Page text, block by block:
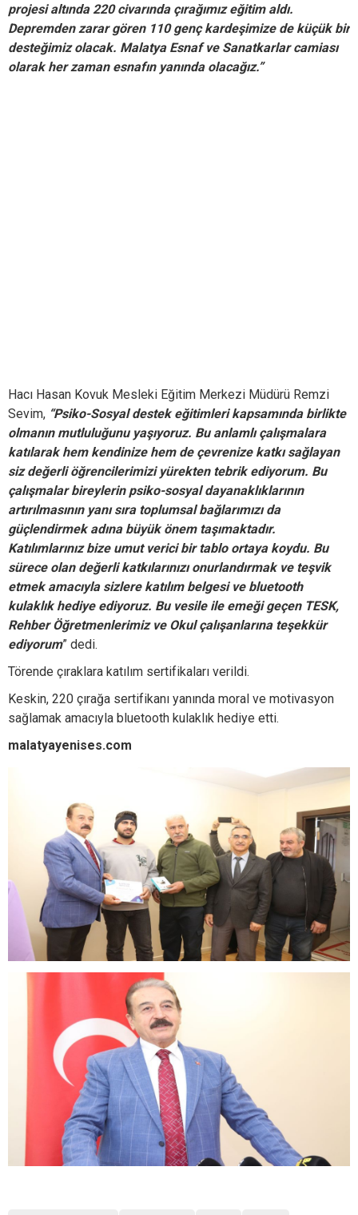
projesi altında 220 civarında çırağımız eğitim aldı.
Depremden zarar gören 110 genç kardeşimize de küçük bir
desteğimiz olacak. Malatya Esnaf ve Sanatkarlar camiası
olarak her zaman esnafın yanında olacağız.”
Hacı Hasan Kovuk Mesleki Eğitim Merkezi Müdürü Remzi
Sevim, “Psiko-Sosyal destek eğitimleri kapsamında birlikte
olmanın mutluluğunu yaşıyoruz. Bu anlamlı çalışmalara
katılarak hem kendinize hem de çevrenize katkı sağlayan
siz değerli öğrencilerimizi yürekten tebrik ediyorum. Bu
çalışmalar bireylerin psiko-sosyal dayanaklıklarının
artırılmasının yanı sıra toplumsal bağlarımızı da
güçlendirmek adına büyük önem taşımaktadır.
Katılımlarınız bize umut verici bir tablo ortaya koydu. Bu
sürece olan değerli katkılarınızı onurlandırmak ve teşvik
etmek amacıyla sizlere katılım belgesi ve bluetooth
kulaklık hediye ediyoruz. Bu vesile ile emeği geçen TESK,
Rehber Öğretmenlerimiz ve Okul çalışanlarına teşekkür
ediyorum” dedi.
Törende çıraklara katılım sertifikaları verildi.
Keskin, 220 çırağa sertifikanı yanında moral ve motivasyon
sağlamak amacıyla bluetooth kulaklık hediye etti.
malatyayenises.com